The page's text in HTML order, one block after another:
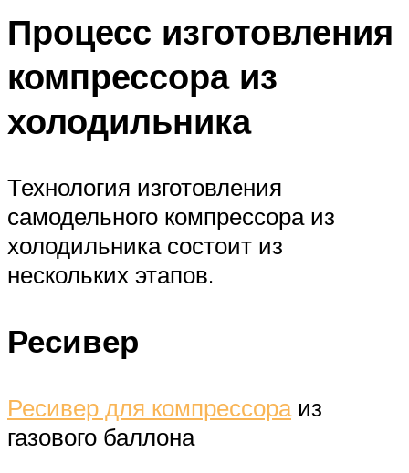
Процесс изготовления
компрессора из
холодильника
Технология изготовления
самодельного компрессора из
холодильника состоит из
нескольких этапов.
Ресивер
Ресивер для компрессораиз
газового баллона